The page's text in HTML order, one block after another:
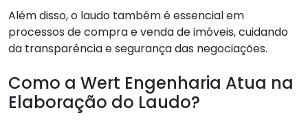
Além disso, o laudo também é essencial em
processos de compra e venda de imóveis, cuidando
da transparência e segurança das negociações.
Como a Wert Engenharia Atua na
Elaboração do Laudo?